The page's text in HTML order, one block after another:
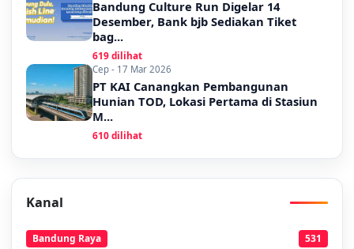
Bandung Culture Run Digelar 14
Desember, Bank bjb Sediakan Tiket
bag...
619 dilihat
Cep - 17 Mar 2026
PT KAI Canangkan Pembangunan
Hunian TOD, Lokasi Pertama di Stasiun
M...
610 dilihat
Kanal
Bandung Raya 531